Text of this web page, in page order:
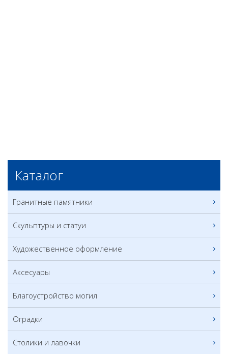
Каталог
Гранитные памятники
Скульптуры и статуи
Художественное оформление
Аксесуары
Благоустройство могил
Оградки
Столики и лавочки